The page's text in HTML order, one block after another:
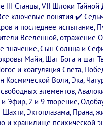
III Станцы, VII Шлоки Тайной
ключевые понятия ✔️
и последнее испытание,
Вселенной, отражение
значение, Сын Солнца и
Майи, Шаг Бога и шаг
и коагуляция Света,
Космической Воли, Эка,
элементов,
и Эфир, 2 и 9 творение,
Эктоплазама, Прана,
и хранилище психической